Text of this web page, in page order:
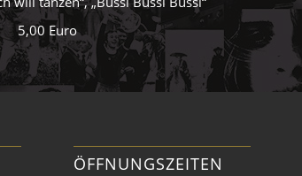
5,00 Euro
ÖFFNUNGSZEITEN